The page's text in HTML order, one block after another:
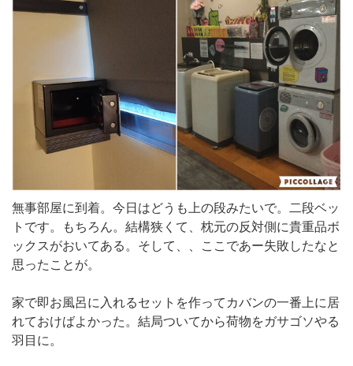
無事部屋に到着。今日はどうも上の段みたいで。二段ベッ
トです。もちろん。結構狭くて、枕元の反対側に貴重品ボ
ックスがおいてある。そして、、ここであー失敗したなと
思ったことが。
家で即お風呂に入れるセットを作ってカバンの一番上に居
れておけばよかった。結局ついてから荷物をガサゴソやる
羽目に。